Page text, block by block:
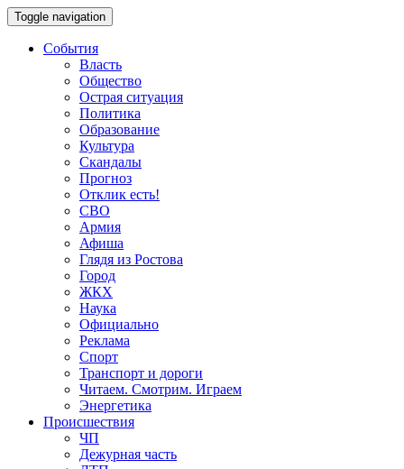
Toggle navigation
События
Власть
Общество
Острая ситуация
Политика
Образование
Культура
Скандалы
Прогноз
Отклик есть!
СВО
Армия
Афиша
Глядя из Ростова
Город
ЖКХ
Наука
Официально
Реклама
Спорт
Транспорт и дороги
Читаем. Смотрим. Играем
Энергетика
Происшествия
ЧП
Дежурная часть